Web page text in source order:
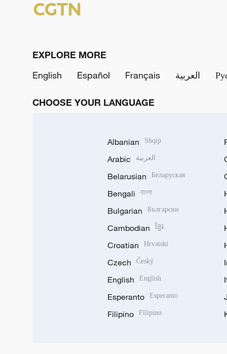
EXPLORE MORE
English
Español Français العربية
CHOOSE YOUR LANGUAGE
Albanian Shqip
Arabic العربية
Belarusian Беларуская
Bengali বাংলা
Bulgarian Български
Cambodian ខ្មែរ
Croatian Hrvatski
Czech Český
English English
Esperanto Esperanto
Filipino Filipino